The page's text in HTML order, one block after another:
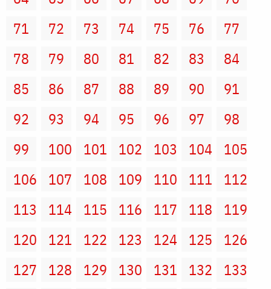
71
72 73 74 75 76
77
78
79 80 81 82 83
84
85
86 87 88 89 90
91
92
93 94 95 96 97
98
99
100 101 102 103 104
105
106
107 108 109 110 111
112
113
114 115 116 117 118
119
120
121 122 123 124 125
126
127
128 129 130 131 132
133